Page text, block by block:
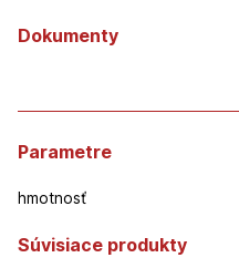
Dokumenty
Parametre
hmotnosť
Súvisiace produkty